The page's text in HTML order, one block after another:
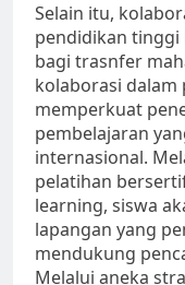
Selain itu,
pendidikan tinggi
bagi trasnfer
kolaborasi dalam
memperkuat
pembelajaran
internasional.
pelatihan
learning, siswa
lapangan yang
mendukung
Melalui aneka